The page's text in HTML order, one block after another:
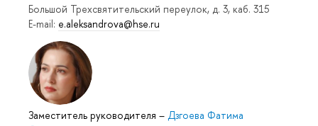
Большой Трехсвятительский переулок, д. 3, каб. 315
E-mail: e.aleksandrova@hse.ru
Заместитель руководителя – Дзгоева Фатима